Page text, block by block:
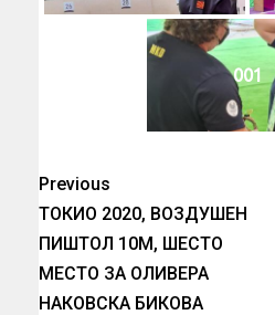
001
Previous
ТОКИО 2020, ВОЗДУШЕН
ПИШТОЛ 10М, ШЕСТО
МЕСТО ЗА ОЛИВЕРА
НАКОВСКА БИКОВА